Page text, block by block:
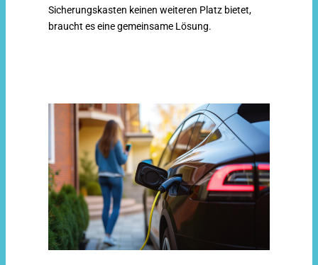
Sicherungskasten keinen weiteren Platz bietet,
braucht es eine gemeinsame Lösung.